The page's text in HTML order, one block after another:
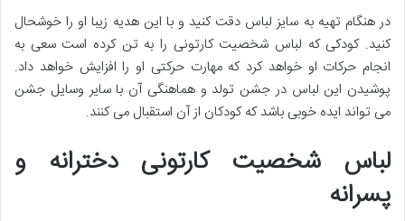
در هنگام تهیه به سایز لباس دقت کنید و با این هدیه زیبا او را خوشحال
کنید. کودکی که لباس شخصیت کارتونی را به تن کرده است سعی به
انجام حرکات او خواهد کرد که مهارت حرکتی او را افزایش خواهد داد.
پوشیدن این لباس در جشن تولد و هماهنگی آن با سایر وسایل جشن
می تواند ایده خوبی باشد که کودکان از آن استقبال می کنند.
لباس شخصیت کارتونی دخترانه و
پسرانه